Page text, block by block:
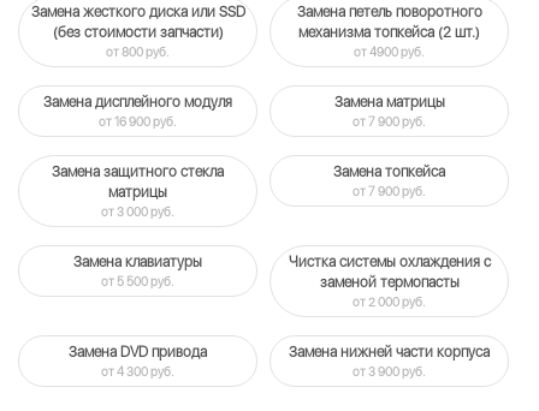
Замена жесткого диска или SSD
(без стоимости запчасти)
от 800 руб.
Замена петель поворотного
механизма топкейса (2 шт.)
от 4900 руб.
Замена дисплейного модуля
от 16 900 руб.
Замена матрицы
от 7 900 руб.
Замена защитного стекла
матрицы
от 3 000 руб.
Замена топкейса
от 7 900 руб.
Замена клавиатуры
от 5 500 руб.
Чистка системы охлаждения c
заменой термопасты
от 2 000 руб.
Замена DVD привода
от 4 300 руб.
Замена нижней части корпуса
от 3 900 руб.